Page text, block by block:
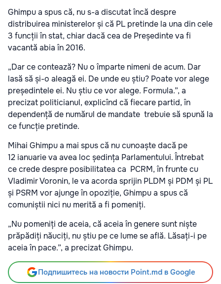
Ghimpu a spus că, nu s-a discutat încă despre
distribuirea ministerelor și că PL pretinde la una din cele
3 funcții în stat, chiar dacă cea de Președinte va fi
vacantă abia în 2016.
„Dar ce contează? Nu o împarte nimeni de acum. Dar
lasă să și-o aleagă ei. De unde eu știu? Poate vor alege
președintele ei. Nu știu ce vor alege. Formula.”, a
precizat politicianul, explicînd că fiecare partid, în
dependență de numărul de mandate trebuie să spună la
ce funcție pretinde.
Mihai Ghimpu a mai spus că nu cunoaște dacă pe
12 ianuarie va avea loc ședința Parlamentului. Întrebat
ce crede despre posibilitatea ca PCRM, în frunte cu
Vladimir Voronin, le va acorda sprijin PLDM și PDM și PL
și PSRM vor ajunge în opoziție, Ghimpu a spus că
comuniștii nici nu merită a fi pomeniți.
„Nu pomeniți de aceia, că aceia în genere sunt niște
prăpădiți năuciți, nu știu pe ce lume se află. Lăsați-i pe
aceia în pace.”, a precizat Ghimpu.
Подпишитесь на новости Point.md в Google